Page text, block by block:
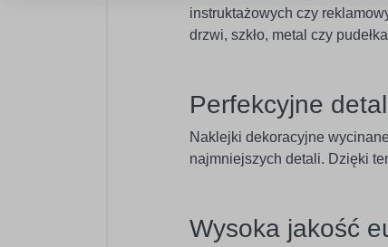
instruktażowych czy
drzwi, szkło, metal czy
Perfekcyjne
Naklejki dekoracyjne
najmniejszych detali. Dzięki
Wysoka jakość